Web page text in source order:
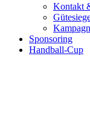
Kontakt
Sponsoring
Handball-Cup